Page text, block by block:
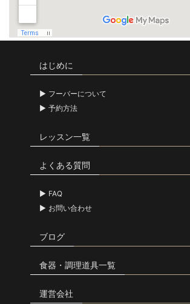
はじめに
フーバーについて
予約方法
レッスン一覧
よくある質問
FAQ
お問い合わせ
ブログ
食器・調理道具一覧
運営会社